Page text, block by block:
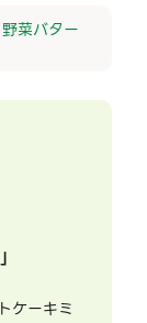
野菜バター
」
ケーキミ